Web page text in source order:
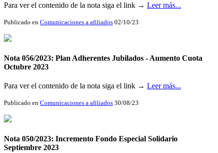
Para ver el contenido de la nota siga el link → Leer más...
Publicado en Comunicaciones a afiliados 02/10/23
Nota 056/2023: Plan Adherentes Jubilados - Aumento Cuota
Octubre 2023
Para ver el contenido de la nota siga el link → Leer más...
Publicado en Comunicaciones a afiliados 30/08/23
Nota 050/2023: Incremento Fondo Especial Solidario
Septiembre 2023